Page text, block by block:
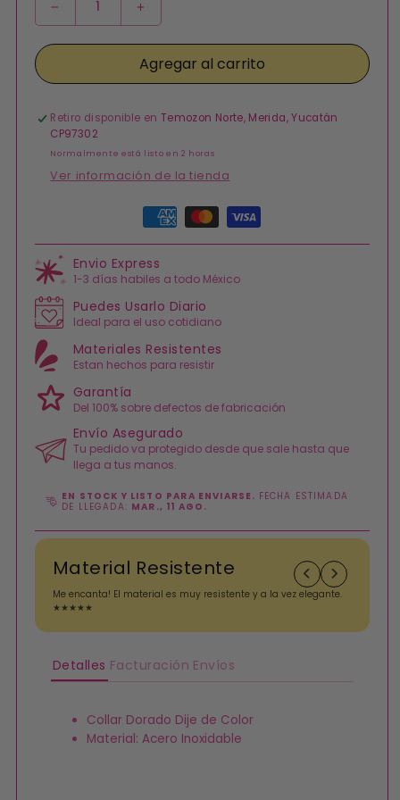
Reducir
cantidad
para
de
Acero
Inoxidable
Aumentar
cantidad
para
Collares
de
Acero
Agregar al carrito
Retiro disponible en Temozon Norte, Merida, Yucatán
CP97302
Normalmente está listo en 2 horas
Ver información de la tienda
pago
Envio Express
1-3 días habiles a todo México
Puedes Usarlo Diario
Ideal para el uso cotidiano
Materiales Resistentes
Estan hechos para resistir
Garantía
Del 100% sobre defectos de fabricación
Envío Asegurado
Tu pedido va protegido desde que sale hasta que
llega a tus manos.
EN STOCK Y LISTO PARA ENVIARSE. FECHA ESTIMADA
DE LLEGADA: MAR., 11 AGO.
Material Resistente
Me encanta! El material es muy resistente y a la vez elegante.
★★★★★
Detalles Facturación Envíos
Collar Dorado Dije de Color
Material: Acero Inoxidable